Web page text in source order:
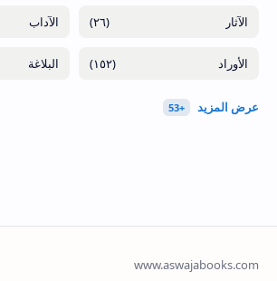
(٢٦)
(١٥٢)